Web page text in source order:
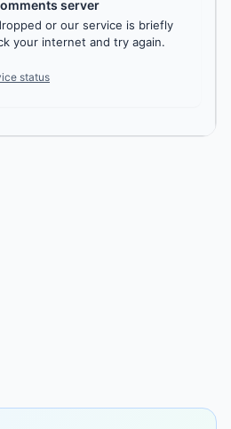
server
or our service is briefly
your internet and try again.
status